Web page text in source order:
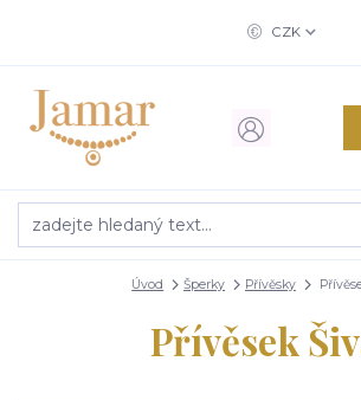
CZK
Úvod Šperky Přívěsky
Přívěsek